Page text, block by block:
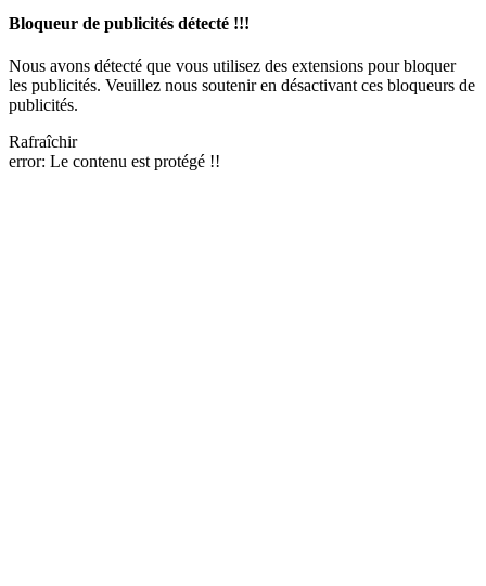
Bloqueur de publicités détecté !!!
Nous avons détecté que vous utilisez des extensions pour bloquer
les publicités. Veuillez nous soutenir en désactivant ces bloqueurs de
publicités.
Rafraîchir
error: Le contenu est protégé !!